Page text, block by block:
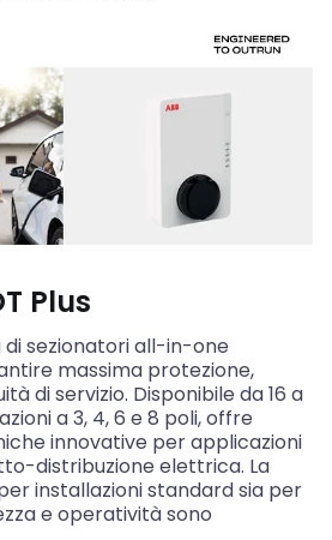
Plus
di sezionatori all-in-one
massima protezione,
di servizio. Disponibile da 16 a
a 3, 4, 6 e 8 poli, offre
innovative per applicazioni
distribuzione elettrica. La
installazioni standard sia per
e operatività sono